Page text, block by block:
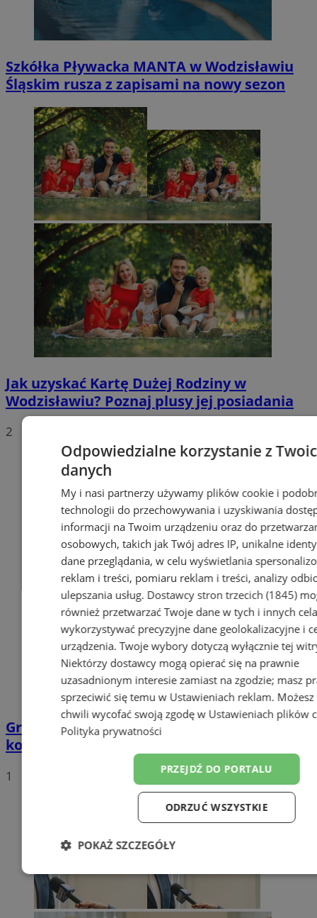
Szkółka Pływacka MANTA w Wodzisławiu
Śląskim rusza z zapisami na nowy sezon
Jak uzyskać Kartę Dużej Rodziny w
Wodzisławiu? Poznaj plusy jej posiadania
2
Grupa motocyklistów zatrzymała
kompletnie pijanego mężczyznę
1
Odpowiedzialne korzystanie z
danych
My i nasi partnerzy używamy plików cookie i
technologii do przechowywania i uzyskiwania
informacji na Twoim urządzeniu oraz do
osobowych, takich jak Twój adres IP, unikalne
dane przeglądania, w celu wyświetlania
reklam i treści, pomiaru reklam i treści, analizy
ulepszania usług. Dostawcy stron trzecich (1845)
również przetwarzać Twoje dane w tych i innych
wykorzystywać precyzyjne dane geolokalizacyjne i
urządzenia. Twoje wybory dotyczą wyłącznie tej
Niektórzy dostawcy mogą opierać się na prawnie
uzasadnionym interesie zamiast na zgodzie; masz
sprzeciwić się temu w Ustawieniach reklam.
chwili wycofać swoją zgodę w Ustawieniach plików
Polityka prywatności
PRZEJDŹ DO PORTALU
ODRZUĆ WSZYSTKIE
POKAŻ SZCZEGÓŁY
Niezbędne Wydajność